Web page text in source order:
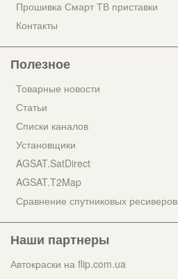
Прошивка Смарт ТВ приставки
Контакты
Полезное
Товарные новости
Статьи
Списки каналов
Установщики
AGSAT.SatDirect
AGSAT.T2Map
Сравнение спутниковых ресиверов
Наши партнеры
Автокраски на flip.com.ua